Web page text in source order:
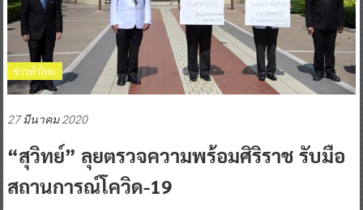
ข่าวทั่วไทย
27 มีนาคม 2020
“สุวิทย์” ลุยตรวจความพร้อมศิริราช รับมือ
สถานการณ์โควิด-19